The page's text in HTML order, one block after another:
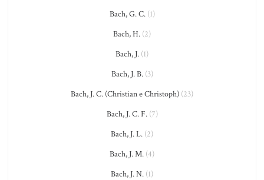
Bach, G. C.(1)
Bach, H. (2)
Bach, J. (1)
Bach, J. B.(3)
Bach, J. C. (Christian e Christoph) (23)
Bach, J. C. F.(7)
Bach, J. L. (2)
Bach, J. M. (4)
Bach, J. N. (1)